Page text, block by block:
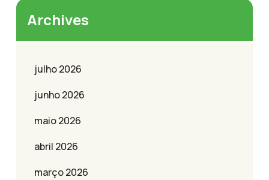
Archives
julho 2026
junho 2026
maio 2026
abril 2026
março 2026